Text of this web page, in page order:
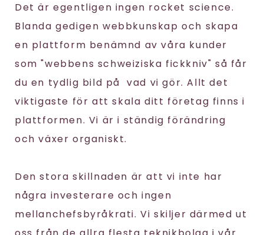
Det är egentligen ingen rocket science.
Blanda gedigen webbkunskap och skapa
en plattform benämnd av våra kunder
som "webbens schweiziska fickkniv" så får
du en tydlig bild på vad vi gör. Allt det
viktigaste för att skala ditt företag finns i
plattformen. Vi är i ständig förändring
och växer organiskt.
Den stora skillnaden är att vi inte har
några investerare och ingen
mellanchefsbyråkrati. Vi skiljer därmed ut